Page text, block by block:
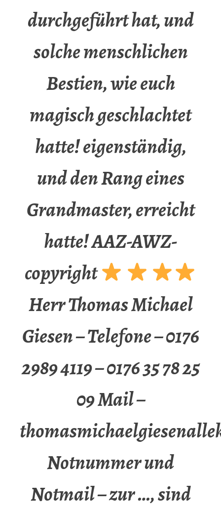
durchgeführt hat, und
solche menschlichen
Bestien, wie euch
magisch geschlachtet
hatte! eigenständig,
und den Rang eines
Grandmaster, erreicht
hatte! AAZ-AWZ-
copyright
Herr Thomas Michael
Giesen – Telefone – 0176
2989 4119 – 0176 35 78 25
09 Mail –
Notnummer und
Notmail – zur …, sind